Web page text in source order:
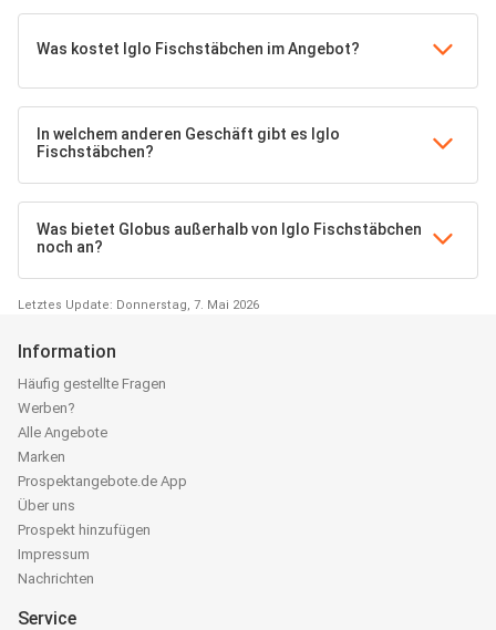
Was kostet Iglo Fischstäbchen im Angebot?
In welchem anderen Geschäft gibt es Iglo
Fischstäbchen?
Was bietet Globus außerhalb von Iglo Fischstäbchen
noch an?
Letztes Update: Donnerstag, 7. Mai 2026
Information
Häufig gestellte Fragen
Werben?
Alle Angebote
Marken
Prospektangebote.de App
Über uns
Prospekt hinzufügen
Impressum
Nachrichten
Service